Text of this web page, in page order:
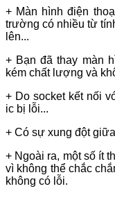
+ Màn hình điện
trường có nhiều từ
lên...
+ Bạn đã thay màn
kém chất lượng và
+ Do socket kết nối
ic bị lỗi...
+ Có sự xung đột
+ Ngoài ra, một số ít
vì không thể chắc
không có lỗi.